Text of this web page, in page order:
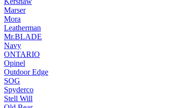
Marser
Mora
Leatherman
Mr.BLADE
Navy
ONTARIO
Opinel
Outdoor Edge
SOG
Spyderco
Stell Will